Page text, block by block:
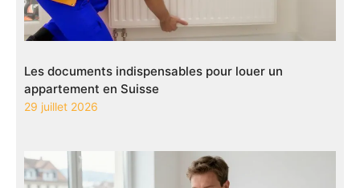
Les documents indispensables pour louer un
appartement en Suisse
29 juillet 2026